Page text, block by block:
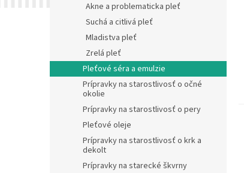
Akne a problematicka pleť
Suchá a citlivá pleť
Mladistva pleť
Zrelá pleť
Pleťové séra a emulzie
Prípravky na starostlivosť o očné
okolie
Prípravky na starostlivosť o pery
Pleťové oleje
Prípravky na starostlivosť o krk a
dekolt
Prípravky na starecké škvrny